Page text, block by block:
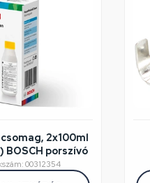
2x100ml
BOSCH porszívó
00312354